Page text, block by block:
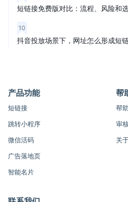
短链接免费版对比：流程、风险和
10
抖音投放场景下，网址怎么形成短
产品功能
短链接
跳转小程序
微信活码
广告落地页
智能名片
帮
帮
审
关